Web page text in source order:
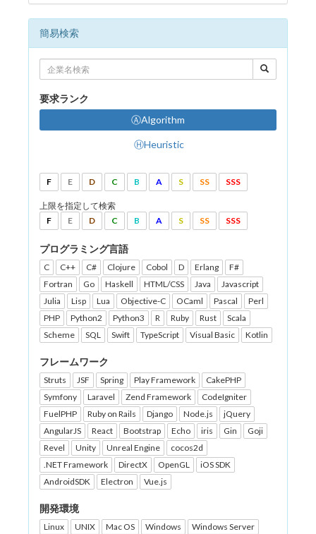
簡易検索
要求ランク
ⒶAlgorithm
ⒽHeuristic
F E D C B A S SS SSS
上限を指定して検索
F
E D C B A S SS SSS
プログラミング言語
C C++ C# Clojure Cobol D Erlang
F#
Fortran
Go Haskell HTML/CSS Java
Javascript
Julia
Lisp Lua Objective-C OCaml Pascal
Perl
PHP
Python2 Python3 R Ruby Rust
Scala
Scheme
SQL Swift TypeScript Visual Basic Kotlin
フレームワーク
Struts JSF Spring Play Framework
CakePHP
Symfony
Laravel Zend Framework
CodeIgniter
FuelPHP
Ruby on Rails Django Node.js
jQuery
AngularJS
React Bootstrap Echo iris Gin
Goji
Revel
Unity Unreal Engine
cocos2d
.NET Framework
DirectX OpenGL
iOS SDK
AndroidSDK
Electron Vue.js
開発環境
Linux UNIX Mac OS Windows
Windows Server